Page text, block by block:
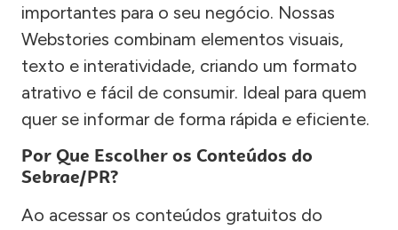
importantes para o seu negócio. Nossas
Webstories combinam elementos visuais,
texto e interatividade, criando um formato
atrativo e fácil de consumir. Ideal para quem
quer se informar de forma rápida e eficiente.
Por Que Escolher os Conteúdos do
Sebrae/PR?
Ao acessar os conteúdos gratuitos do